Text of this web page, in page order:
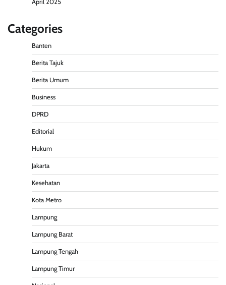
April 2025
Categories
Banten
Berita Tajuk
Berita Umum
Business
DPRD
Editorial
Hukum
Jakarta
Kesehatan
Kota Metro
Lampung
Lampung Barat
Lampung Tengah
Lampung Timur